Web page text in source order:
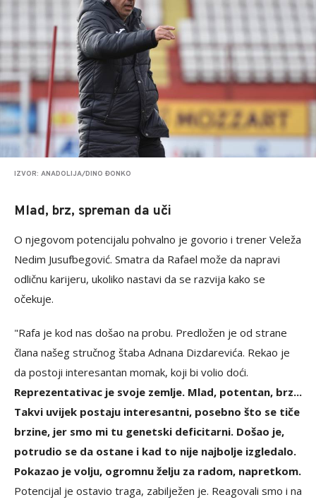
IZVOR: ANADOLIJA/DINO ĐONKO
Mlad, brz, spreman da uči
O njegovom potencijalu pohvalno je govorio i trener Veleža
Nedim Jusufbegović. Smatra da Rafael može da napravi
odličnu karijeru, ukoliko nastavi da se razvija kako se
očekuje.
"Rafa je kod nas došao na probu. Predložen je od strane
člana našeg stručnog štaba Adnana Dizdarevića. Rekao je
da postoji interesantan momak, koji bi volio doći.
Reprezentativac je svoje zemlje. Mlad, potentan, brz...
Takvi uvijek postaju interesantni, posebno što se tiče
brzine, jer smo mi tu genetski deficitarni. Došao je,
potrudio se da ostane i kad to nije najbolje izgledalo.
Pokazao je volju, ogromnu želju za radom, napretkom.
Potencijal je ostavio traga, zabilježen je. Reagovali smo i na